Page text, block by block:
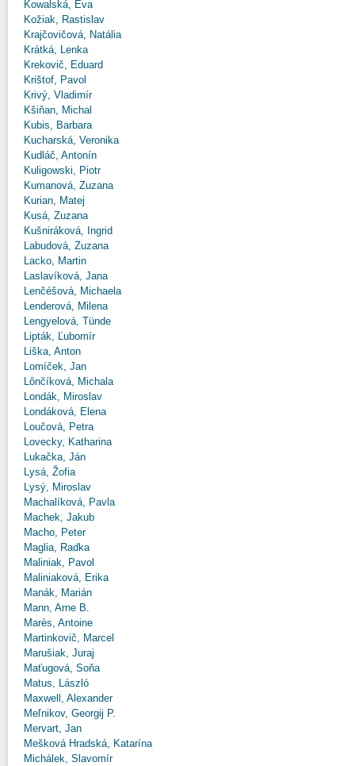
Kowalská, Eva
Kožiak, Rastislav
Krajčovičová, Natália
Krátká, Lenka
Krekovič, Eduard
Krištof, Pavol
Krivý, Vladimír
Kšiňan, Michal
Kubis, Barbara
Kucharská, Veronika
Kudláč, Antonín
Kuligowski, Piotr
Kumanová, Zuzana
Kurian, Matej
Kusá, Zuzana
Kušniráková, Ingrid
Labudová, Zuzana
Lacko, Martin
Laslavíková, Jana
Lenčéšová, Michaela
Lenderová, Milena
Lengyelová, Tünde
Lipták, Ľubomír
Liška, Anton
Lomíček, Jan
Lônčíková, Michala
Londák, Miroslav
Londáková, Elena
Loučová, Petra
Lovecky, Katharina
Lukačka, Ján
Lysá, Žofia
Lysý, Miroslav
Machalíková, Pavla
Machek, Jakub
Macho, Peter
Maglia, Radka
Maliniak, Pavol
Maliniaková, Erika
Manák, Marián
Mann, Arne B.
Marès, Antoine
Martinkovič, Marcel
Marušiak, Juraj
Maťugová, Soňa
Matus, László
Maxwell, Alexander
Meľnikov, Georgij P.
Mervart, Jan
Mešková Hradská, Katarína
Michálek, Slavomír